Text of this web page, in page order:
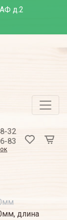
д.2
32
83
длина